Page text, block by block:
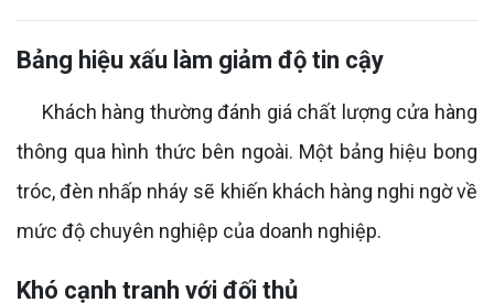
Bảng hiệu xấu làm giảm độ tin cậy
Khách hàng thường đánh giá chất lượng cửa hàng
thông qua hình thức bên ngoài. Một bảng hiệu bong
tróc, đèn nhấp nháy sẽ khiến khách hàng nghi ngờ về
mức độ chuyên nghiệp của doanh nghiệp.
Khó cạnh tranh với đối thủ